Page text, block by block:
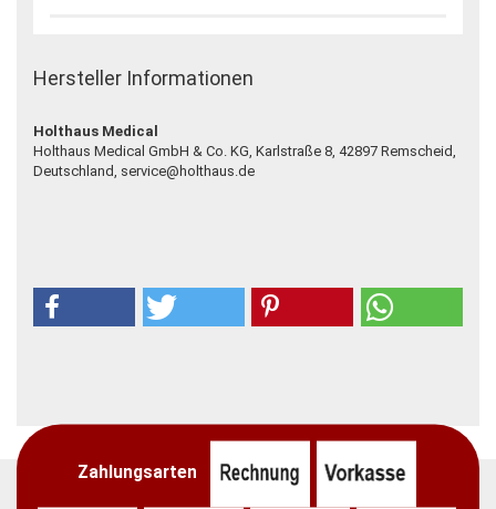
Hersteller Informationen
Holthaus Medical
Holthaus Medical GmbH & Co. KG, Karlstraße 8, 42897 Remscheid,
Deutschland, service@holthaus.de
Zahlungsarten